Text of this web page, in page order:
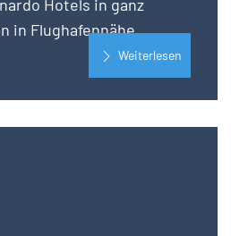
Hotels in ganz
in Flughafennähe
Weiterlesen